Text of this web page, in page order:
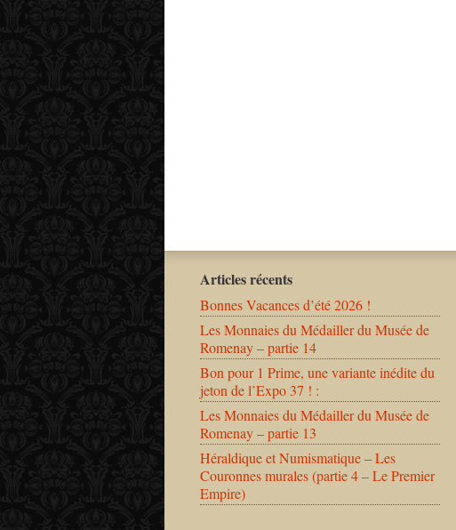
Articles récents
Bonnes Vacances d’été 2026 !
Les Monnaies du Médailler du Musée de
Romenay – partie 14
Bon pour 1 Prime, une variante inédite du
jeton de l’Expo 37 ! :
Les Monnaies du Médailler du Musée de
Romenay – partie 13
Héraldique et Numismatique – Les
Couronnes murales (partie 4 – Le Premier
Empire)